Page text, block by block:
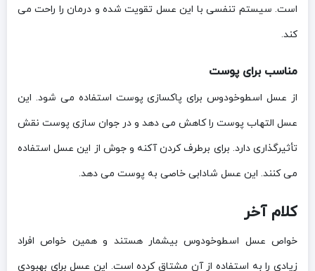
است. سیستم تنفسی با این عسل تقویت شده و درمان را راحت می
کند.
مناسب برای پوست
از عسل اسطوخودوس برای پاکسازی پوست استفاده می شود. این
عسل التهاب پوست را کاهش می دهد و در جوان سازی پوست نقش
تأثیرگذاری دارد. برای برطرف کردن آکنه و جوش از این عسل استفاده
می کنند. این عسل شادابی خاصی به پوست می دهد.
کلام آخر
خواص عسل اسطوخودوس بیشمار هستند و همین خواص افراد
زیادی را به استفاده از آن مشتاق کرده است. این عسل برای بهبودی